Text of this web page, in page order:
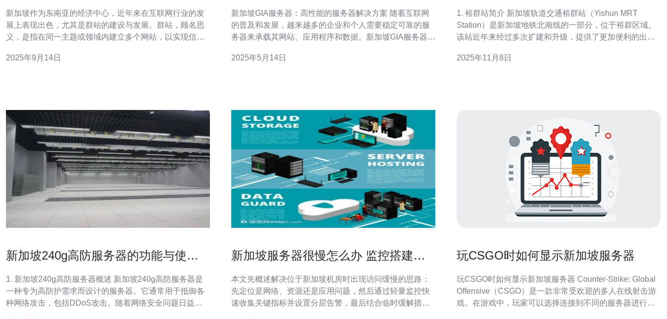
新加坡作为东南亚的经济中心，近年来在互联网行业的发
展上表现出色，尤其是群站的建设与发展。群站，顾名思
义，是指在同一主题或领域内建立多个网站，以实现信息
势，并从服务器、VPS、主机、域名等技术角度进行分
2025年9月14日
新加坡GIA服务器：高性能的服务器解决方案 随着互联网
的普及和发展，越来越多的企业和个人需要稳定可靠的服
务器来承载其网站、应用程序和数据。新加坡GIA服务器作
性，可以满足各种需求。 GIA服务器采用先进的硬件配置
2025年5月14日
1. 裕群站简介 新加坡轨道交通裕群站（Yishun MRT
Station）是新加坡地铁北南线的一部分，位于裕群区域。
该站近年来经过多次扩建和升级，提供了更加便利的出行
2. 如何到达裕群站 到达裕群站可以选择多种交通方式，以
2025年11月8日
新加坡240g高防服务器的功能与使用
1. 新加坡240g高防服务器概述 新加坡240g高防服务器是
一种专为高防护需求而设计的服务器。它通常用于抵御各
种网络攻击，包括DDoS攻击。随着网络安全问题日益严
新加坡服务器很慢怎么办 监控搭建与
本文先概述解决位于新加坡机房时出现访问缓慢的思路：
先定位是网络、资源还是应用问题，然后通过轻量监控快
速收集关键指标并设置分层告警，最后结合临时缓解措施
玩CSGO时如何显示新加坡服务器
玩CSGO时如何显示新加坡服务器 Counter-Strike: Global
Offensive（CSGO）是一款非常受欢迎的多人在线射击游
戏。在游戏中，玩家可以选择连接到不同的服务器进行游